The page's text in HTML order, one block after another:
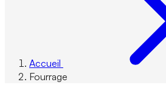
Accueil
Fourrage